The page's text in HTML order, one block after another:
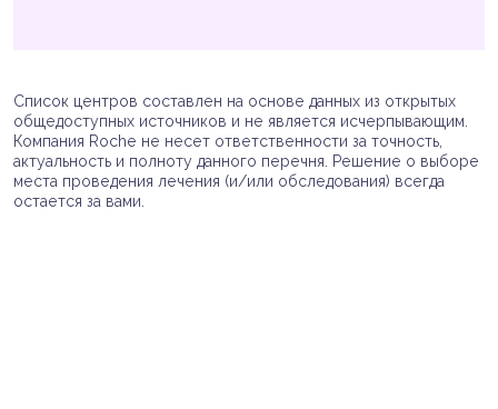
Список центров составлен на основе данных из открытых
общедоступных источников и не является исчерпывающим.
Компания Roche не несет ответственности за точность,
актуальность и полноту данного перечня. Решение о выборе
места проведения лечения (и/или обследования) всегда
остается за вами.